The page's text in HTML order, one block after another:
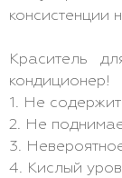
консистенции
Краситель
кондиционер!
1. Не
2. Не
3.
4. Кислый